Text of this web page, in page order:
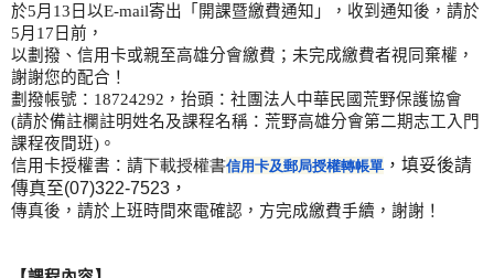
於5月 13 日以E-mail寄出「開課暨繳費通知」，收到通知後，請於
5月 17 日前，
以劃撥、信用卡或親至高雄分會繳費；未完成繳費者視同棄權，
謝謝您的配合！
劃撥帳號： 18724292 ，抬頭：社團法人中華民國荒野保護協會
(請於備註欄註明姓名及課程名稱：荒野高雄分會第二期志工入門
課程夜間班) 。
信用卡授權書：請下載授權書信用卡及郵局授權轉帳單 ，填妥後請
傳真至(07)322-7523 ，
傳真後，請於上班時間來電確認，方完成繳費手續，謝謝！